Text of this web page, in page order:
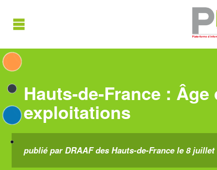
Hauts-de-France :
exploitations
publié par DRAAF des Hauts-de-France le 8 juillet